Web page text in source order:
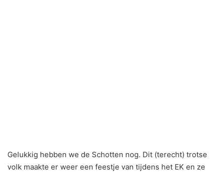
Gelukkig hebben we de Schotten nog. Dit (terecht) trotse
volk maakte er weer een feestje van tijdens het EK en ze